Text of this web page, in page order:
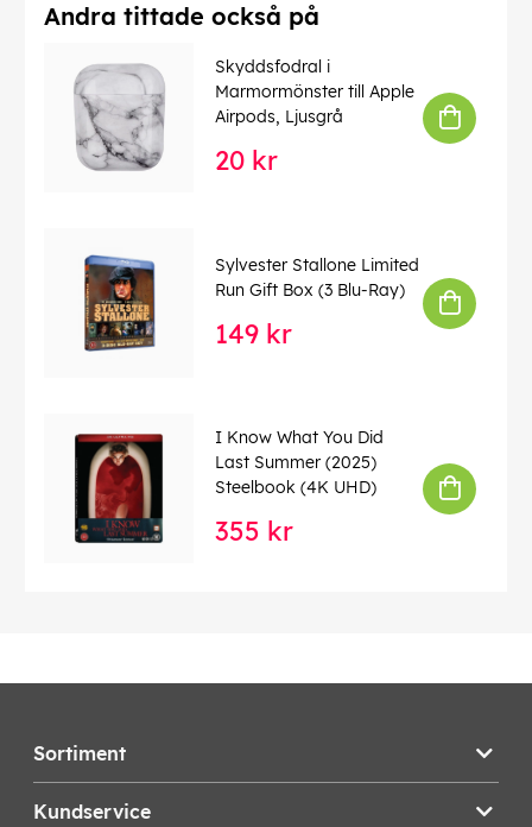
Andra tittade också på
Skyddsfodral i
Marmormönster till Apple
Airpods, Ljusgrå
20 kr
Sylvester Stallone Limited
Run Gift Box (3 Blu-Ray)
149 kr
I Know What You Did
Last Summer (2025)
Steelbook (4K UHD)
355 kr
Sortiment
Kundservice